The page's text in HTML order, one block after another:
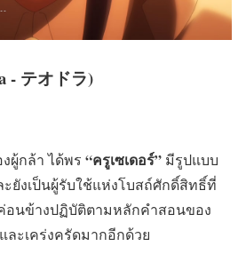
- テオドラ)
ผู้กล้า ได้พร “ครูเซเดอร์” มีรูปแบบ
ยังเป็นผู้รับใช้แห่งโบสถ์ศักดิ์สิทธิ์ที่
อนข้างปฏิบัติตามหลักคำสอนของ
ะเคร่งครัดมากอีกด้วย